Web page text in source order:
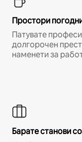
Простори
Патувате
долгорочен
наменети за
Барате станови